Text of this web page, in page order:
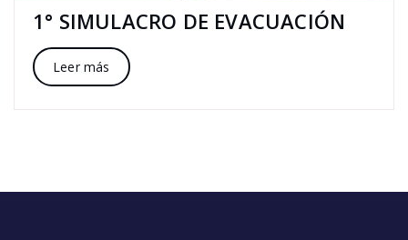
1° SIMULACRO DE EVACUACIÓN
Leer más